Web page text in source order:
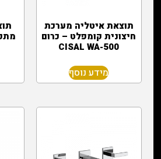
תוצאת איטליה מערכת
חיצונית קומפלט – כרום
CISAL WA-500
מידע נוסף